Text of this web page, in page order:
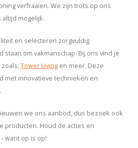
verfraaien. We zijn trots op ons
mogelijk.
en selecteren zorgvuldig
om vakmanschap. Bij ons vind je
,Tower Living en meer. Deze
met innovatieve technieken en
we ons aanbod, dus bezoek ook
producten. Houd de acties en
want op is op!